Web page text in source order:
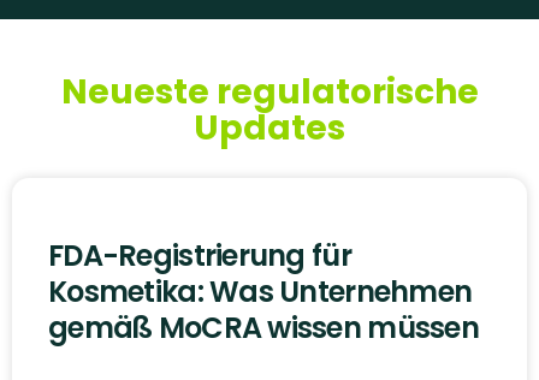
Neueste regulatorische
Updates
FDA-Registrierung für
Kosmetika: Was Unternehmen
gemäß MoCRA wissen müssen